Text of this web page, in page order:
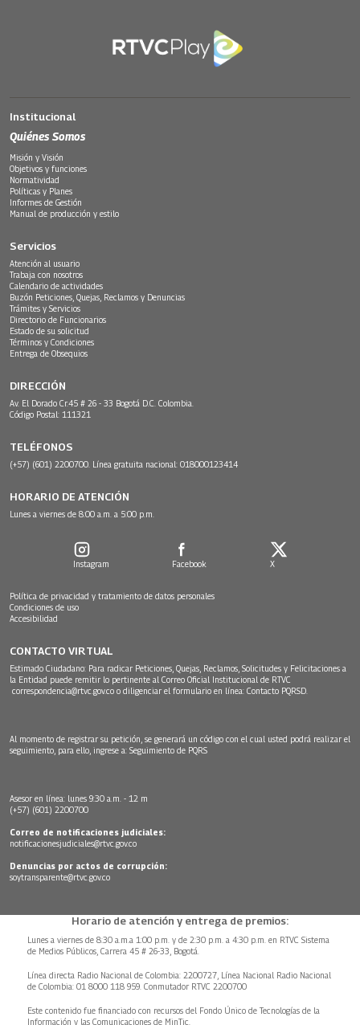
Institucional
Quiénes Somos
Misión y Visión
Objetivos y funciones
Normatividad
Políticas y Planes
Informes de Gestión
Manual de producción y estilo
Servicios
Atención al usuario
Trabaja con nosotros
Calendario de actividades
Buzón Peticiones, Quejas, Reclamos y Denuncias
Trámites y Servicios
Directorio de Funcionarios
Estado de su solicitud
Términos y Condiciones
Entrega de Obsequios
DIRECCIÓN
Av. El Dorado Cr.45 # 26 - 33 Bogotá D.C. Colombia.
Código Postal: 111321
TELÉFONOS
(+57) (601) 2200700. Línea gratuita nacional: 018000123414
HORARIO DE ATENCIÓN
Lunes a viernes de 8:00 a.m. a 5:00 p.m.
Instagram Facebook X
Política de privacidad y tratamiento de datos personales
Condiciones de uso
Accesibilidad
CONTACTO VIRTUAL
Estimado Ciudadano: Para radicar Peticiones, Quejas, Reclamos, Solicitudes y Felicitaciones a
la Entidad puede remitir lo pertinente al Correo Oficial Institucional de RTVC
correspondencia@rtvc.gov.co o diligenciar el formulario en línea: Contacto PQRSD.
Al momento de registrar su petición, se generará un código con el cual usted podrá realizar el
seguimiento, para ello, ingrese a: Seguimiento de PQRS
Asesor en línea: lunes 9:30 a.m. - 12 m
(+57) (601) 2200700
Correo de notificaciones judiciales:
notificacionesjudiciales@rtvc.gov.co
Denuncias por actos de corrupción:
soytransparente@rtvc.gov.co
Horario de atención y entrega de premios:
Lunes a viernes de 8:30 a.m.a 1:00 p.m. y de 2:30 p.m. a 4:30 p.m. en RTVC Sistema
de Medios Públicos, Carrera 45 # 26-33, Bogotá.
Línea directa Radio Nacional de Colombia: 2200727, Línea Nacional Radio Nacional
de Colombia: 01 8000 118 959. Conmutador RTVC 2200700
Este contenido fue financiado con recursos del Fondo Único de Tecnologías de la
Información y las Comunicaciones de MinTic.